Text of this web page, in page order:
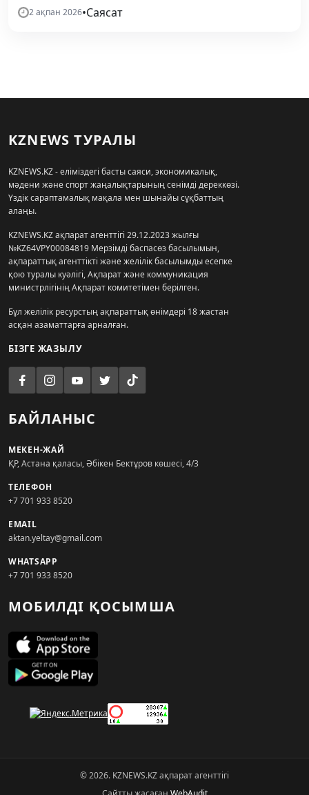
2 ақпан 2026•Саясат
KZNEWS ТУРАЛЫ
KZNEWS.KZ - еліміздегі басты саяси, экономикалық,
мәдени және спорт жаңалықтарының сенімді дереккөзі.
Үздік сараптамалық мақала мен шынайы сұқбаттың
алаңы.
KZNEWS.KZ ақпарат агенттігі 29.12.2023 жылғы
№KZ64VPY00084819 Мерзімді баспасөз басылымын,
ақпараттық агенттікті және желілік басылымды есепке
қою туралы куәлігі, Ақпарат және коммуникация
министрлігінің Ақпарат комитетімен берілген.
Бұл желілік ресурстың ақпараттық өнімдері 18 жастан
асқан азаматтарға арналған.
БІЗГЕ ЖАЗЫЛУ
БАЙЛАНЫС
МЕКЕН-ЖАЙ
ҚР, Астана қаласы, Әбікен Бектұров көшесі, 4/3
ТЕЛЕФОН
+7 701 933 8520
EMAIL
aktan.yeltay@gmail.com
WHATSAPP
+7 701 933 8520
МОБИЛДІ ҚОСЫМША
© 2026. KZNEWS.KZ ақпарат агенттігі